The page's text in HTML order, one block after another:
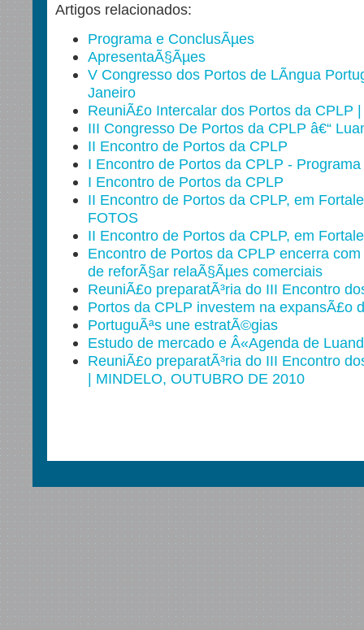
Artigos relacionados:
Programa e ConclusÃµes
ApresentaÃ§Ãµes
V Congresso dos Portos de LÃ­ngua
Janeiro
ReuniÃ£o Intercalar dos Portos da CPLP
III Congresso De Portos da CPLP â€“
II Encontro de Portos da CPLP
I Encontro de Portos da CPLP - Programa
I Encontro de Portos da CPLP
II Encontro de Portos da CPLP, em
FOTOS
II Encontro de Portos da CPLP, em
Encontro de Portos da CPLP encerra
de reforÃ§ar relaÃ§Ãµes comerciais
ReuniÃ£o preparatÃ³ria do III Encontro
Portos da CPLP investem na expansÃ£o
PortuguÃªs une estratÃ©gias
Estudo de mercado e Â«Agenda de
ReuniÃ£o preparatÃ³ria do III Encontro
| MINDELO, OUTUBRO DE 2010